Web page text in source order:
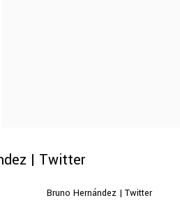
Bruno Hernández | Twitter